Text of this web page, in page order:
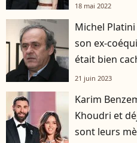
18 mai 2022
Michel
son ex-
était bien
21 juin 2023
Karim
Khoudri et
sont leurs